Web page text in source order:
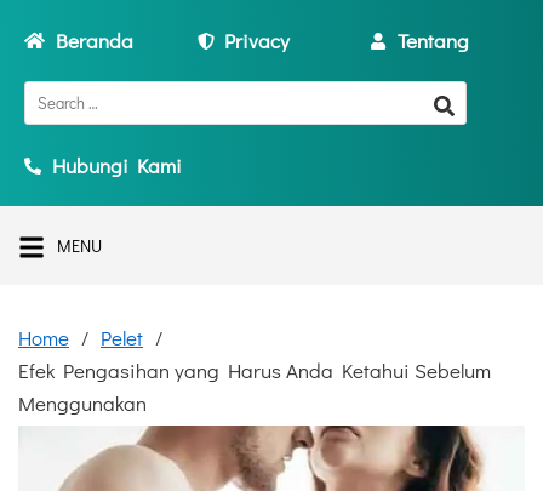
Beranda Privacy Tentang
Hubungi Kami
MENU
Home
Pelet
Efek Pengasihan yang Harus Anda Ketahui Sebelum
Menggunakan